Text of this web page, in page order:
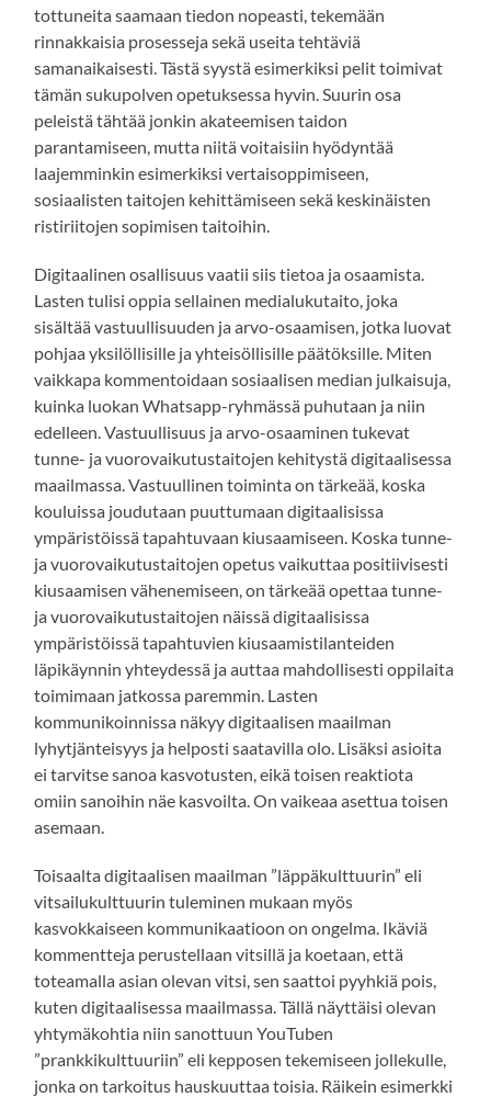
tottuneita saamaan tiedon nopeasti, tekemään
rinnakkaisia prosesseja sekä useita tehtäviä
samanaikaisesti. Tästä syystä esimerkiksi pelit toimivat
tämän sukupolven opetuksessa hyvin. Suurin osa
peleistä tähtää jonkin akateemisen taidon
parantamiseen, mutta niitä voitaisiin hyödyntää
laajemminkin esimerkiksi vertaisoppimiseen,
sosiaalisten taitojen kehittämiseen sekä keskinäisten
ristiriitojen sopimisen taitoihin.
Digitaalinen osallisuus vaatii siis tietoa ja osaamista.
Lasten tulisi oppia sellainen medialukutaito, joka
sisältää vastuullisuuden ja arvo-osaamisen, jotka luovat
pohjaa yksilöllisille ja yhteisöllisille päätöksille. Miten
vaikkapa kommentoidaan sosiaalisen median julkaisuja,
kuinka luokan Whatsapp-ryhmässä puhutaan ja niin
edelleen. Vastuullisuus ja arvo-osaaminen tukevat
tunne- ja vuorovaikutustaitojen kehitystä digitaalisessa
maailmassa. Vastuullinen toiminta on tärkeää, koska
kouluissa joudutaan puuttumaan digitaalisissa
ympäristöissä tapahtuvaan kiusaamiseen. Koska tunne-
ja vuorovaikutustaitojen opetus vaikuttaa positiivisesti
kiusaamisen vähenemiseen, on tärkeää opettaa tunne-
ja vuorovaikutustaitojen näissä digitaalisissa
ympäristöissä tapahtuvien kiusaamistilanteiden
läpikäynnin yhteydessä ja auttaa mahdollisesti oppilaita
toimimaan jatkossa paremmin. Lasten
kommunikoinnissa näkyy digitaalisen maailman
lyhytjänteisyys ja helposti saatavilla olo. Lisäksi asioita
ei tarvitse sanoa kasvotusten, eikä toisen reaktiota
omiin sanoihin näe kasvoilta. On vaikeaa asettua toisen
asemaan.
Toisaalta digitaalisen maailman ”läppäkulttuurin” eli
vitsailukulttuurin tuleminen mukaan myös
kasvokkaiseen kommunikaatioon on ongelma. Ikäviä
kommentteja perustellaan vitsillä ja koetaan, että
toteamalla asian olevan vitsi, sen saattoi pyyhkiä pois,
kuten digitaalisessa maailmassa. Tällä näyttäisi olevan
yhtymäkohtia niin sanottuun YouTuben
”prankkikulttuuriin” eli kepposen tekemiseen jollekulle,
jonka on tarkoitus hauskuuttaa toisia. Räikein esimerkki